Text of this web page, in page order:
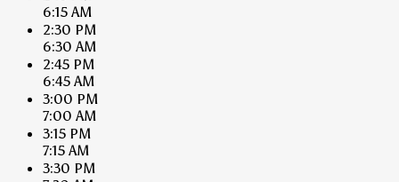
6:15 AM
2:30 PM
6:30 AM
2:45 PM
6:45 AM
3:00 PM
7:00 AM
3:15 PM
7:15 AM
3:30 PM